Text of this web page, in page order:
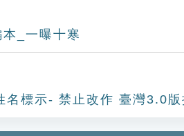
_一曝十寒
名標示- 禁止改作 臺灣3.0版